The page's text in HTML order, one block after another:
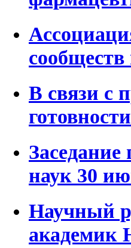
В связи с
наук 30
Научный
академик